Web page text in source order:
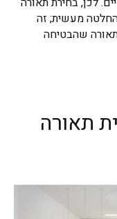
מעשית; זה
שהבטיחה
תאורה